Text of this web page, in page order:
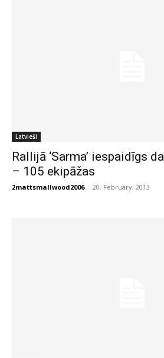
Latvieši
Rallijā ‘Sarma’ iespaidīgs
– 105 ekipāžas
2mattsmallwood2006 - 20. February, 2013